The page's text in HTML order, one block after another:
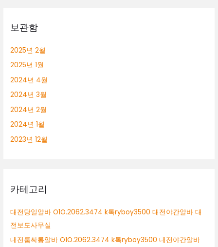
보관함
2025년 2월
2025년 1월
2024년 4월
2024년 3월
2024년 2월
2024년 1월
2023년 12월
카테고리
대전당일알바 O1O.2062.3474 k톡ryboy3500 대전야간알바 대
전보도사무실
대전룸싸롱알바 O1O.2062.3474 k톡ryboy3500 대전야간알바